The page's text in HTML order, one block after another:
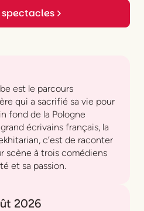
spectacles
est le parcours
qui a sacrifié sa vie pour
fond de la Pologne
écrivains français, la
c’est de raconter
scène à trois comédiens
et sa passion.
2026